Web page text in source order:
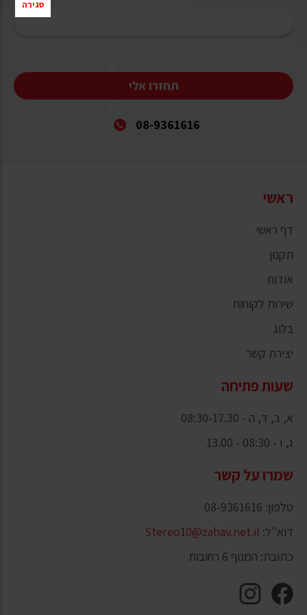
תחזרו אלי
08-9361616
ראשי
דף ראשי
תקנון
אודות
שירות לקוחות
בלוג
יצירת קשר
שעות פתיחה
א, ב, ד, ה - 08:30-17.30
ג, ו - 08:30 - 13.00
שמרו על קשר
טלפון: 08-9361616
דוא"ל: Stereo10@zahav.net.il
כתובת: המנוף 6 רחובות
סגירה